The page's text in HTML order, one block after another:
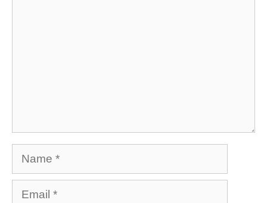
Name
Email